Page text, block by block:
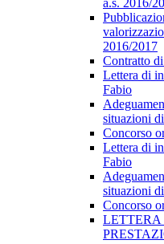
a.s. 2016/
2016/2017
Contratto
Lettera di
Fabio
situazioni
Concorso
Lettera di
Fabio
situazioni
Concorso
LETTERA